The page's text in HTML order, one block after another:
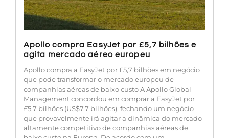
Apollo compra EasyJet por £5,7 bilhões e
agita mercado aéreo europeu
Apollo compra a EasyJet por £5,7 bilhões em negócio
que pode transformar o mercado europeu de
companhias aéreas de baixo custo A Apollo Global
Management concordou em comprar a EasyJet por
£5,7 bilhões (US$7,7 bilhões), fechando um negócio
que provavelmente irá agitar a dinâmica do mercado
altamente competitivo de companhias aéreas de